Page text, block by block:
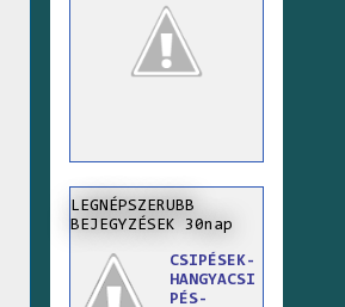
LEGNÉPSZERUBB
BEJEGYZÉSEK 30nap
CSIPÉSEK-
HANGYACSI
PÉS-